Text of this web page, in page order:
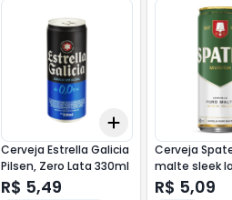
10 10
Add
Cerveja Estrella Galicia
Pilsen, Zero Lata 330ml
R$ 5,49
Cerveja
malte sleek
R$ 5,09